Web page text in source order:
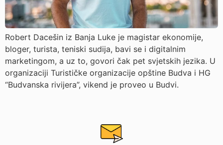
Robert Dacešin iz Banja Luke je magistar ekonomije,
bloger, turista, teniski sudija, bavi se i digitalnim
marketingom, a uz to, govori čak pet svjetskih jezika. U
organizaciji Turističke organizacije opštine Budva i HG
“Budvanska rivijera”, vikend je proveo u Budvi.